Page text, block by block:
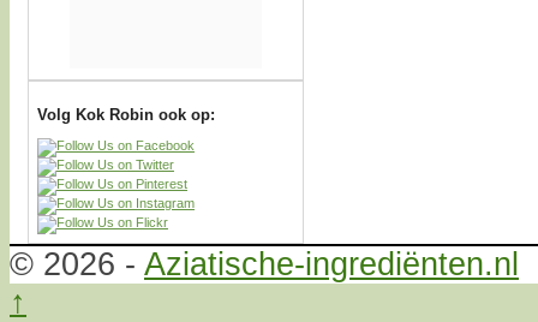
Volg Kok Robin ook op:
© 2026 - Aziatische-ingrediënten.nl
↑